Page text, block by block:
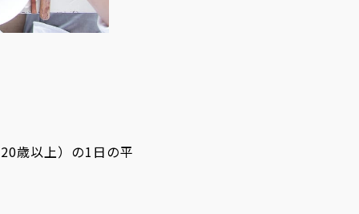
歳以上）の1日の平